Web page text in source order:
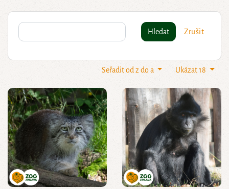
Hledat Zrušit
Ukázat 18
Seřadit od z do a